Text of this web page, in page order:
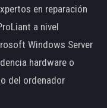
en reparación
a nivel
Windows Server
hardware o
del ordenador